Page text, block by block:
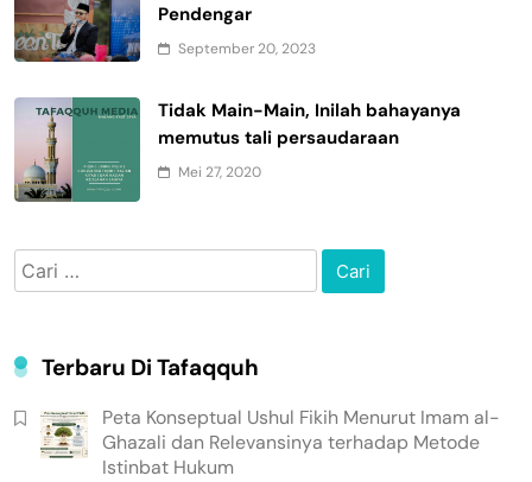
Pendengar
September 20, 2023
Tidak Main-Main, Inilah bahayanya
memutus tali persaudaraan
Mei 27, 2020
Cari
untuk:
Terbaru Di Tafaqquh
Peta Konseptual Ushul Fikih Menurut Imam al-
Ghazali dan Relevansinya terhadap Metode
Istinbat Hukum